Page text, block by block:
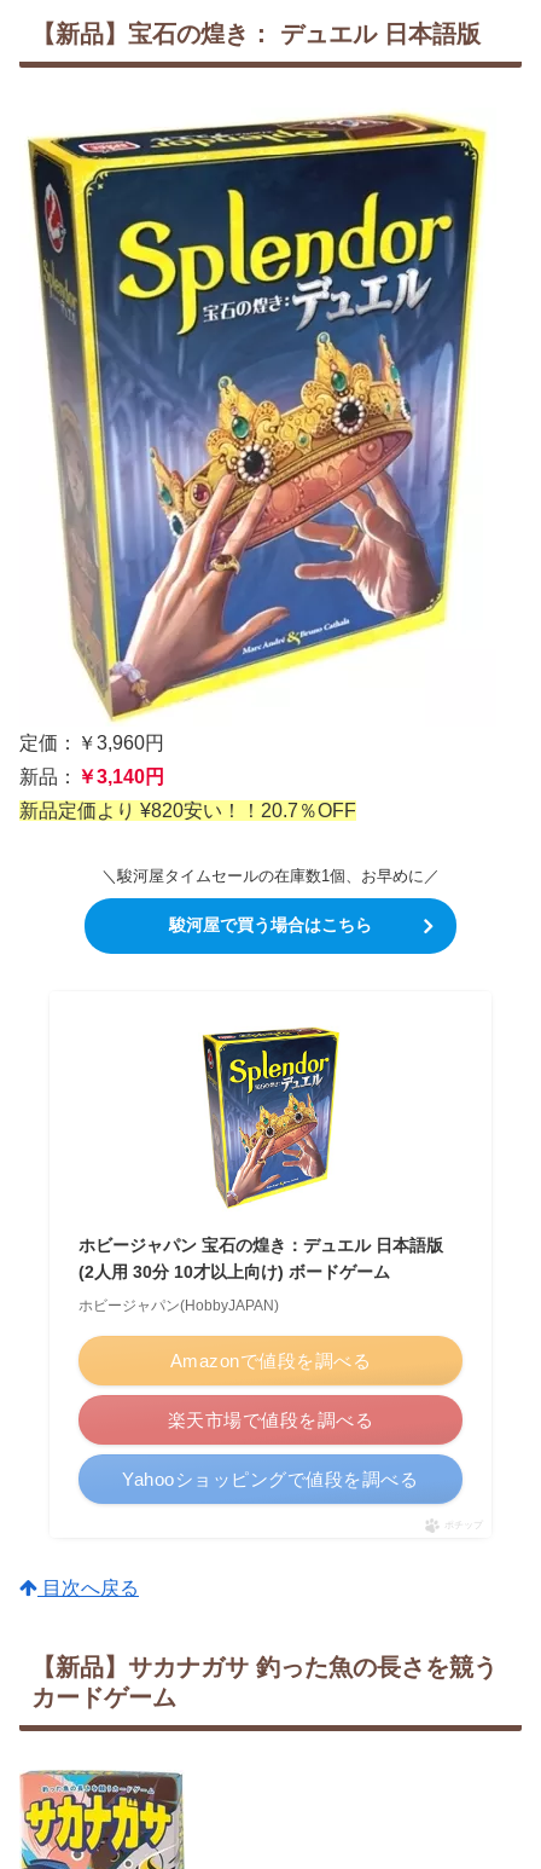
【新品】宝石の煌き： デュエル 日本語版
定価：￥3,960円
新品： ￥3,140円
新品定価より ¥820安い！！20.7％OFF
＼駿河屋タイムセールの在庫数1個、お早めに／
駿河屋で買う場合はこちら
ホビージャパン 宝石の煌き：デュエル 日本語版
(2人用 30分 10才以上向け) ボードゲーム
ホビージャパン(HobbyJAPAN)
Amazonで値段を調べる
楽天市場で値段を調べる
Yahooショッピングで値段を調べる
ポチップ
目次へ戻る
【新品】サカナガサ 釣った魚の長さを競う
カードゲーム